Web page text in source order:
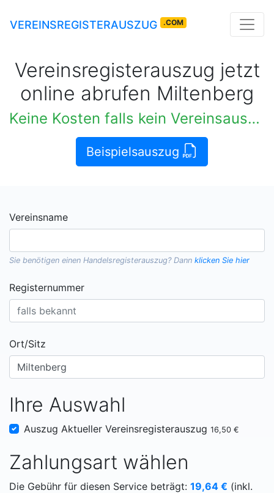
VEREINSREGISTERAUSZUG .COM
Vereinsregisterauszug jetzt
online abrufen Miltenberg
Keine Kosten falls kein Vereinsauszug verfügbar
Beispielsauszug
Vereinsname
Sie benötigen einen Handelsregisterauszug? Dann klicken Sie hier
Registernummer
Ort/Sitz
Ihre Auswahl
Auszug Aktueller Vereinsregisterauszug 16,50 €
Zahlungsart wählen
Die Gebühr für diesen Service beträgt: 19,64 € (inkl.